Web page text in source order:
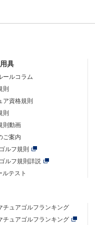
具
ールコラム
則
ア資格規則
則
則動画
ご案内
ルフ規則
ルフ規則詳説
ルテスト
チュアゴルフランキング
チュアゴルフランキング